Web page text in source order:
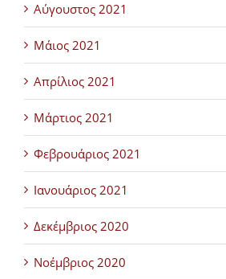
Αύγουστος 2021
Μάιος 2021
Απρίλιος 2021
Μάρτιος 2021
Φεβρουάριος 2021
Ιανουάριος 2021
Δεκέμβριος 2020
Νοέμβριος 2020